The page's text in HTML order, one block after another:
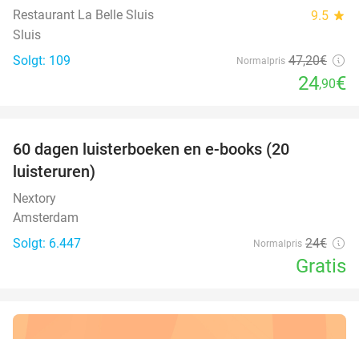
Restaurant La Belle Sluis 9.5 star
Sluis
Solgt: 109
Normalpris 47,20€
24,90€
60 dagen luisterboeken en e-books (20
luisteruren)
Nextory
Amsterdam
Solgt: 6.447
Normalpris 24€
Gratis